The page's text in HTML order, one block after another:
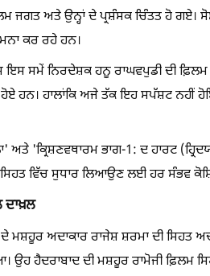
ਜਗਤ ਅਤੇ ਉਨ੍ਹਾਂ ਦੇ ਪ੍ਰਸ਼ੰਸਕ ਚਿੰਤਤ ਹੋ ਗਏ।
ਕਰ ਰਹੇ ਹਨ।
ਇਸ ਸਮੇਂ ਨਿਰਦੇਸ਼ਕ ਹਨੂ ਰਾਘਵਪੁਡੀ ਦੀ
ਹਨ। ਹਾਲਾਂਕਿ ਅਜੇ ਤੱਕ ਇਹ ਸਪੱਸ਼ਟ ਨਹੀਂ
ਅਤੇ 'ਕ੍ਰਿਸ਼ਣਵਥਾਰਮ ਭਾਗ-1: ਦ ਹਾਰਟ
ਸਿਹਤ ਵਿੱਚ ਸੁਧਾਰ ਲਿਆਉਣ ਲਈ ਹਰ ਸੰਭਵ
ਦਾਖ਼ਲ
ਮਸ਼ਹੂਰ ਅਦਾਕਾਰ ਰਾਜੇਸ਼ ਸ਼ਰਮਾ ਦੀ ਸਿਹਤ
ਉਹ ਹੈਦਰਾਬਾਦ ਦੀ ਮਸ਼ਹੂਰ ਰਾਮੋਜੀ ਫ਼ਿਲਮ